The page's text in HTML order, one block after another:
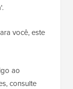
você, este
ao
consulte